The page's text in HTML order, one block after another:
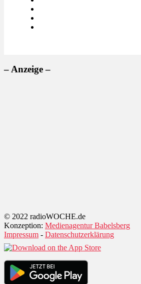
– Anzeige –
© 2022 radioWOCHE.de
Konzeption: Medienagentur Babelsberg
Impressum - Datenschutzerklärung